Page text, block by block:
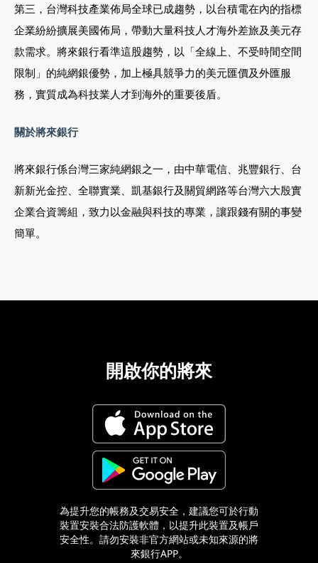
第三，台灣科技產業佈局全球已成趨勢，以台積電在內的指標
企業紛紛擴展美國佈局，帶動大量科技人才海外差旅及美元存
款需求。將來銀行看準這股趨勢，以「全線上、不受時間空間
限制」的純網銀優勢，加上極具競爭力的美元匯價及外匯服
務，實質成為科技業人才到海外的重要後盾。
關於將來銀行
將來銀行係台灣三家純網銀之一，由中華電信、兆豐銀行、台
新新光金控、全聯實業、凱基銀行及關貿網路等台灣六大殷實
企業合資籌組，致力以金融與科技的專業，讓跟錢有關的事變
簡單。
02-8979-6600
開啟你的將來
為提升您的帳務及交易安全，建議您可於行動
裝置安裝合法防護軟體，以提升此裝置及帳戶
安全性。請勿安裝非官方網站或未知來源的將
來銀行APP。